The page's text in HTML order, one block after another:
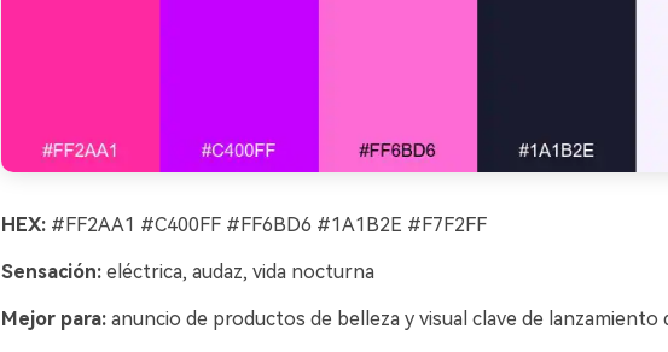
HEX:#FF2AA1 #C400FF #FF6BD6 #1A1B2E #F7F2FF
Sensación:eléctrica, audaz, vida nocturna
Mejor para:anuncio de productos de belleza y visual clave de lanzamiento